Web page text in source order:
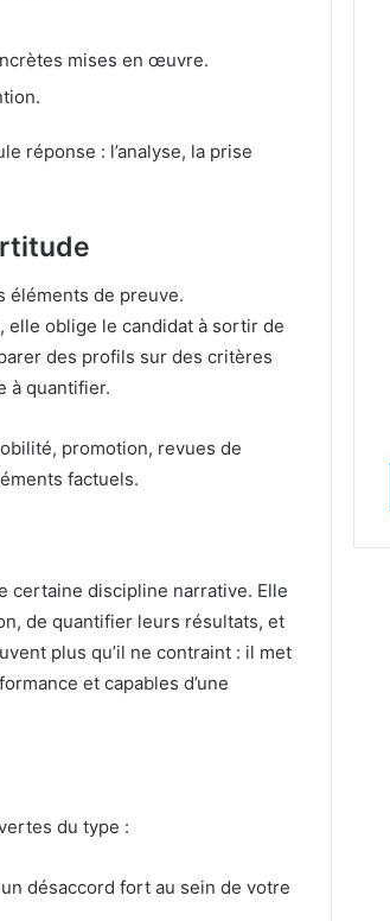
mises en œuvre.
réponse : l’analyse, la prise
éléments de preuve.
elle oblige le candidat à sortir de
des profils sur des critères
à quantifier.
promotion, revues de
factuels.
certaine discipline narrative. Elle
de quantifier leurs résultats, et
plus qu’il ne contraint : il met
et capables d’une
du type :
désaccord fort au sein de votre